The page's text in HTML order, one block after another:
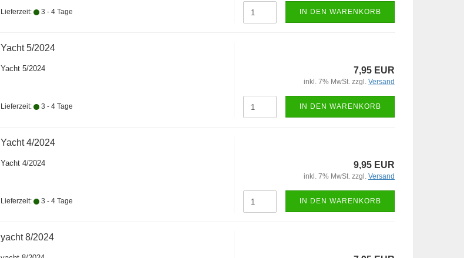
Lieferzeit: 3 - 4 Tage IN DEN WARENKORB
Yacht 5/2024
Yacht 5/2024
Lieferzeit: 3 - 4 Tage
7,95 EUR
inkl. 7% MwSt. zzgl. Versand
IN DEN WARENKORB
Yacht 4/2024
Yacht 4/2024
Lieferzeit: 3 - 4 Tage
9,95 EUR
inkl. 7% MwSt. zzgl. Versand
IN DEN WARENKORB
yacht 8/2024